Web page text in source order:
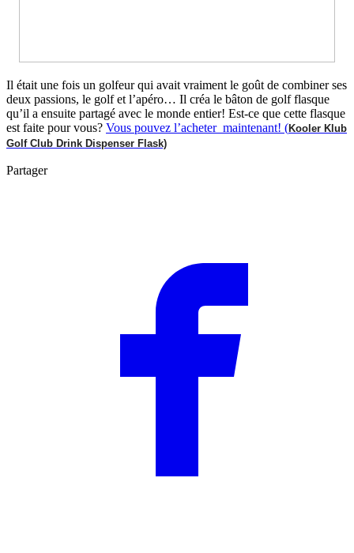
Il était une fois un golfeur qui avait vraiment le goût de combiner ses
deux passions, le golf et l’apéro… Il créa le bâton de golf flasque
qu’il a ensuite partagé avec le monde entier! Est-ce que cette flasque
est faite pour vous? Vous pouvez l’acheter maintenant! (Kooler Klub
Golf Club Drink Dispenser Flask)
Partager